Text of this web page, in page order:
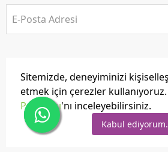
Sitemizde, deneyiminizi
etmek için çerezler kullanıyoruz.
Politikası'nı inceleyebilirsiniz.
Kabul ediyorum.
E-Posta Adresi
Tüm hakları
Powered by ikas